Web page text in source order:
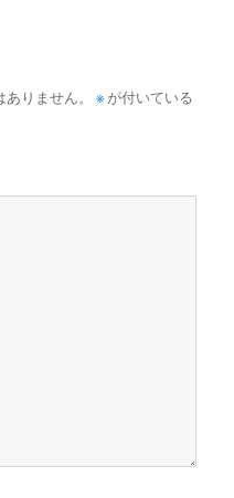
りません。 ※ が付いている